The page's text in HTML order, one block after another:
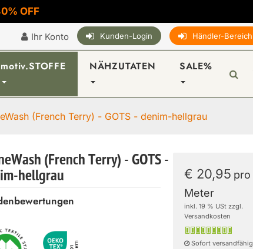
OFF
Ihr Konto Kunden-Login Händler-Bereich
motiv.STOFFE NÄHZUTATEN SALE%
(French Terry) - GOTS - denim-hellgrau
(French Terry) - GOTS -
hellgrau
€ 20,95 pro
Meter
inkl. 19 % USt zzgl.
Versandkosten
Sofort versandfähig